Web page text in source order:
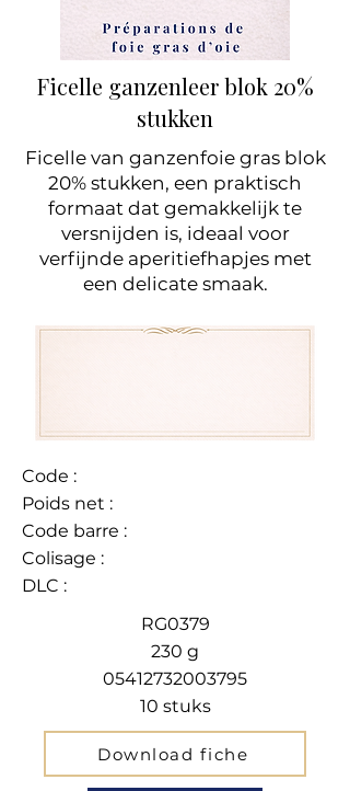
Ficelle ganzenleer blok 20%
stukken
Ficelle van ganzenfoie gras blok
20% stukken, een praktisch
formaat dat gemakkelijk te
versnijden is, ideaal voor
verfijnde aperitiefhapjes met
een delicate smaak.
Code :
Poids net :
Code barre :
Colisage :
DLC :
RG0379
230 g
05412732003795
10 stuks
Download fiche